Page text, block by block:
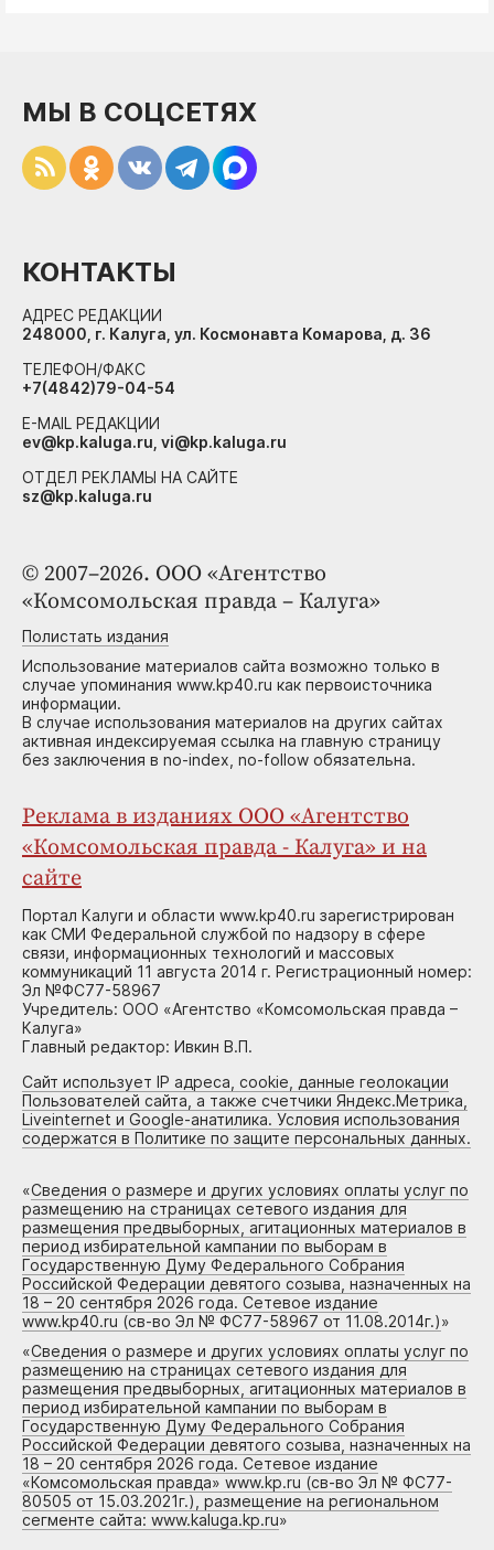
© 2007–2026. ООО «Агентство
«Комсомольская правда – Калуга»
Полистать издания
Использование материалов сайта возможно только в
случае упоминания www.kp40.ru как первоисточника
информации.
В случае использования материалов на других сайтах
активная индексируемая ссылка на главную страницу
без заключения в no-index, no-follow обязательна.
Реклама в изданиях ООО «Агентство
«Комсомольская правда - Калуга» и на
сайте
Портал Калуги и области www.kp40.ru зарегистрирован
как СМИ Федеральной службой по надзору в сфере
связи, информационных технологий и массовых
коммуникаций 11 августа 2014 г. Регистрационный номер:
Эл №ФС77-58967
Учредитель: ООО «Агентство «Комсомольская правда –
Калуга»
Главный редактор: Ивкин В.П.
Сайт использует IP адреса, cookie, данные геолокации
Пользователей сайта, а также счетчики Яндекс.Метрика,
Liveinternet и Google-анатилика. Условия использования
содержатся в Политике по защите персональных данных.
«Сведения о размере и других условиях оплаты услуг по
размещению на страницах сетевого издания для
размещения предвыборных, агитационных материалов в
период избирательной кампании по выборам в
Государственную Думу Федерального Собрания
Российской Федерации девятого созыва, назначенных на
18 – 20 сентября 2026 года. Сетевое издание
www.kp40.ru (св-во Эл № ФС77-58967 от 11.08.2014г.)»
«Сведения о размере и других условиях оплаты услуг по
размещению на страницах сетевого издания для
размещения предвыборных, агитационных материалов в
период избирательной кампании по выборам в
Государственную Думу Федерального Собрания
Российской Федерации девятого созыва, назначенных на
18 – 20 сентября 2026 года. Сетевое издание
«Комсомольская правда» www.kp.ru (св-во Эл № ФС77-
80505 от 15.03.2021г.), размещение на региональном
сегменте сайта: www.kaluga.kp.ru»
МЫ В СОЦСЕТЯХ
КОНТАКТЫ
АДРЕС РЕДАКЦИИ
248000, г. Калуга, ул. Космонавта Комарова, д. 36
ТЕЛЕФОН/ФАКС
+7(4842)79-04-54
E-MAIL РЕДАКЦИИ
ev@kp.kaluga.ru, vi@kp.kaluga.ru
ОТДЕЛ РЕКЛАМЫ НА САЙТЕ
sz@kp.kaluga.ru